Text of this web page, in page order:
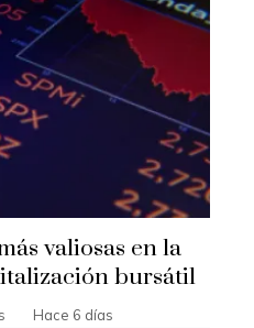
valiosas en la
bursátil
Hace 6 días